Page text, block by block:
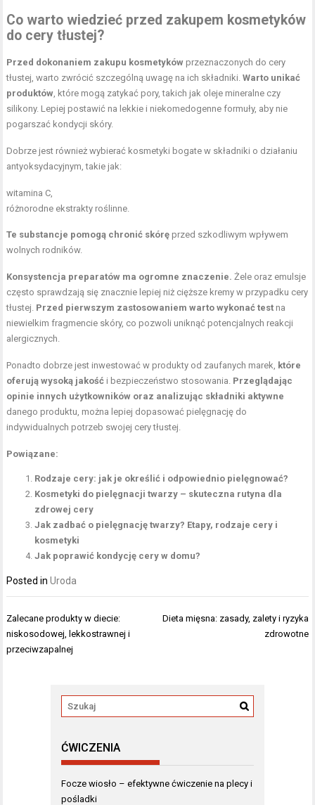
Co warto wiedzieć przed zakupem kosmetyków
do cery tłustej?
Przed dokonaniem zakupu kosmetyków przeznaczonych do cery
tłustej, warto zwrócić szczególną uwagę na ich składniki.Warto unikać
produktów, które mogą zatykać pory, takich jak oleje mineralne czy
silikony. Lepiej postawić na lekkie i niekomedogenne formuły, aby nie
pogarszać kondycji skóry.
Dobrze jest również wybierać kosmetyki bogate w składniki o działaniu
antyoksydacyjnym, takie jak:
witamina C,
różnorodne ekstrakty roślinne.
Te substancje pomogą chronić skórę przed szkodliwym wpływem
wolnych rodników.
Konsystencja preparatów ma ogromne znaczenie. Żele oraz emulsje
często sprawdzają się znacznie lepiej niż cięższe kremy w przypadku cery
tłustej. Przed pierwszym zastosowaniem warto wykonać test na
niewielkim fragmencie skóry, co pozwoli uniknąć potencjalnych reakcji
alergicznych.
Ponadto dobrze jest inwestować w produkty od zaufanych marek, które
oferują wysoką jakość i bezpieczeństwo stosowania. Przeglądając
opinie innych użytkowników oraz analizując składniki aktywne
danego produktu, można lepiej dopasować pielęgnację do
indywidualnych potrzeb swojej cery tłustej.
Powiązane:
Rodzaje cery: jak je określić i odpowiednio pielęgnować?
Kosmetyki do pielęgnacji twarzy – skuteczna rutyna dla
zdrowej cery
Jak zadbać o pielęgnację twarzy? Etapy, rodzaje cery i
kosmetyki
Jak poprawić kondycję cery w domu?
Posted inUroda
Nawigacja
wpisu
Zalecane produkty w diecie:
niskosodowej, lekkostrawnej i
przeciwzapalnej
Dieta mięsna: zasady, zalety i ryzyka
zdrowotne
ĆWICZENIA
Focze wiosło – efektywne ćwiczenie na plecy i
pośladki